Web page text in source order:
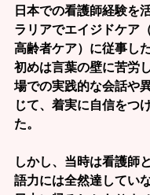
日本での看護師経験を
ラリアでエイジドケア
高齢者ケア）に従事し
初めは言葉の壁に苦労
場での実践的な会話や
じて、着実に自信をつ
た。
しかし、当時は看護師
語力には全然達してい